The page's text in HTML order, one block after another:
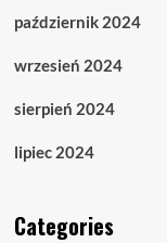
październik 2024
wrzesień 2024
sierpień 2024
lipiec 2024
Categories